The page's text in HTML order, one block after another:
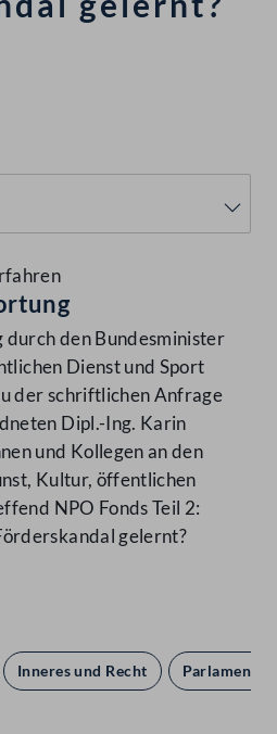
den Bundesminister
Dienst und Sport
der schriftlichen Anfrage
Dipl.-Ing. Karin
und Kollegen an den
Kultur, öffentlichen
NPO Fonds Teil 2:
gelernt?
Inneres und Recht Parlament